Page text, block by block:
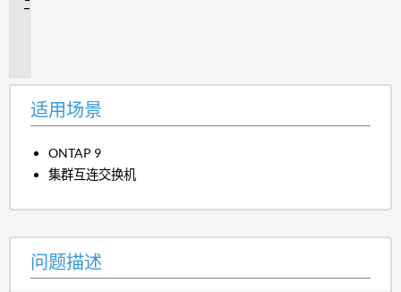
适用场景
ONTAP 9
集群互连交换机
问题描述